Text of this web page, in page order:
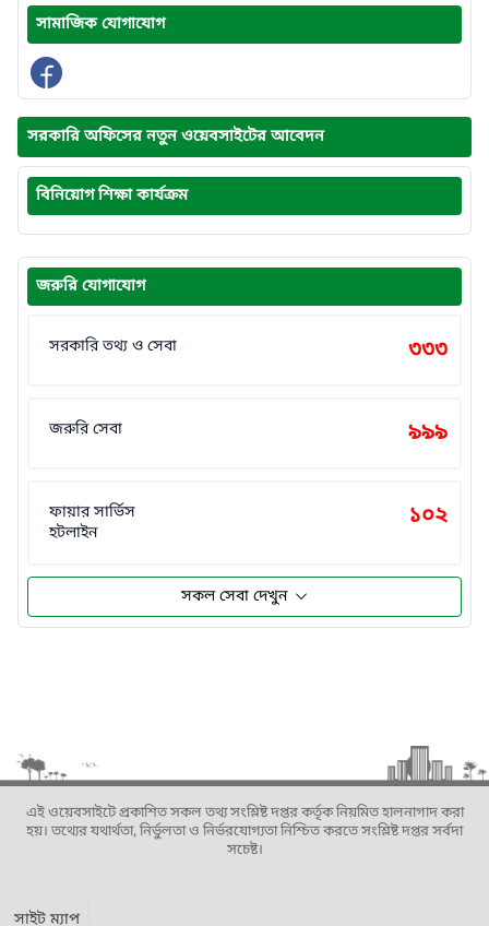
সামাজিক যোগাযোগ
সরকারি অফিসের নতুন ওয়েবসাইটের আবেদন
বিনিয়োগ শিক্ষা কার্যক্রম
জরুরি যোগাযোগ
সরকারি তথ্য ও সেবা ৩৩৩
জরুরি সেবা ৯৯৯
ফায়ার সার্ভিস
হটলাইন
১০২
সকল সেবা দেখুন
এই ওয়েবসাইটে প্রকাশিত সকল তথ্য সংশ্লিষ্ট দপ্তর কর্তৃক নিয়মিত হালনাগাদ করা
হয়। তথ্যের যথার্থতা, নির্ভুলতা ও নির্ভরযোগ্যতা নিশ্চিত করতে সংশ্লিষ্ট দপ্তর সর্বদা
সচেষ্ট।
সাইট ম্যাপ